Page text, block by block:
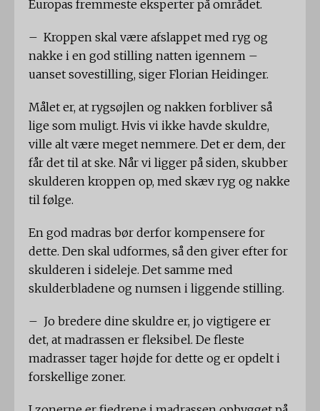
Europas fremmeste eksperter på området.
– Kroppen skal være afslappet med ryg og
nakke i en god stilling natten igennem –
uanset sovestilling, siger Florian Heidinger.
Målet er, at rygsøjlen og nakken forbliver så
lige som muligt. Hvis vi ikke havde skuldre,
ville alt være meget nemmere. Det er dem, der
får det til at ske. Når vi ligger på siden, skubber
skulderen kroppen op, med skæv ryg og nakke
til følge.
En god madras bør derfor kompensere for
dette. Den skal udformes, så den giver efter for
skulderen i sideleje. Det samme med
skulderbladene og numsen i liggende stilling.
– Jo bredere dine skuldre er, jo vigtigere er
det, at madrassen er fleksibel. De fleste
madrasser tager højde for dette og er opdelt i
forskellige zoner.